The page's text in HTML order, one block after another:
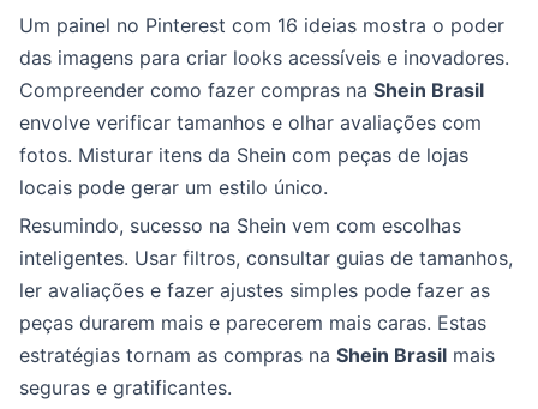
Um painel no Pinterest com 16 ideias mostra o poder
das imagens para criar looks acessíveis e inovadores.
Compreender como fazer compras na Shein Brasil
envolve verificar tamanhos e olhar avaliações com
fotos. Misturar itens da Shein com peças de lojas
locais pode gerar um estilo único.
Resumindo, sucesso na Shein vem com escolhas
inteligentes. Usar filtros, consultar guias de tamanhos,
ler avaliações e fazer ajustes simples pode fazer as
peças durarem mais e parecerem mais caras. Estas
estratégias tornam as compras na Shein Brasil mais
seguras e gratificantes.